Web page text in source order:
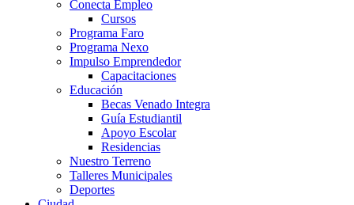
Conecta Empleo
Cursos
Programa Faro
Programa Nexo
Impulso Emprendedor
Capacitaciones
Educación
Becas Venado Integra
Guía Estudiantil
Apoyo Escolar
Residencias
Nuestro Terreno
Talleres Municipales
Deportes